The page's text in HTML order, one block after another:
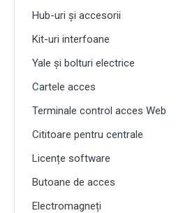
Hub-uri și accesorii
Kit-uri interfoane
Yale și bolturi electrice
Cartele acces
Terminale control acces Web
Cititoare pentru centrale
Licențe software
Butoane de acces
Electromagneți